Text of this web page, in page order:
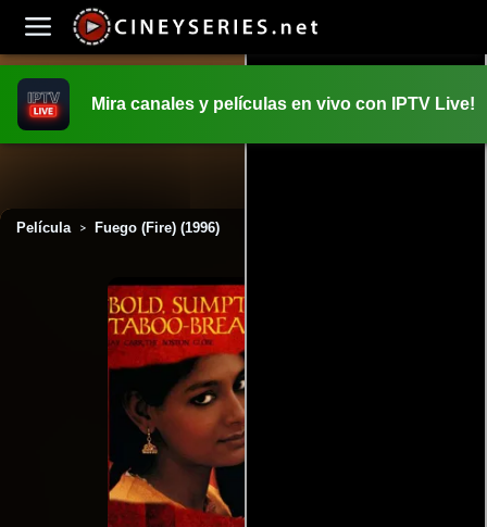
Mira canales y películas en vivo con IPTV Live!
Película > Fuego (Fire) (1996)